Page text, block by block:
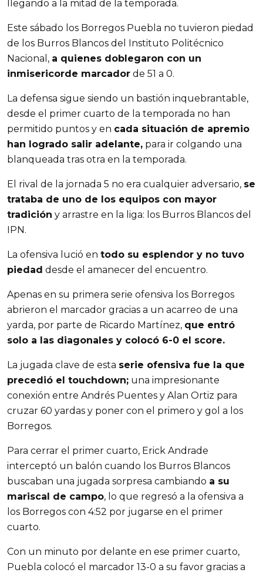
llegando a la mitad de la temporada.
Este sábado los Borregos Puebla no tuvieron piedad
de los Burros Blancos del Instituto Politécnico
Nacional, a quienes doblegaron con un
inmisericorde marcador de 51 a 0.
La defensa sigue siendo un bastión inquebrantable,
desde el primer cuarto de la temporada no han
permitido puntos y en cada situación de apremio
han logrado salir adelante, para ir colgando una
blanqueada tras otra en la temporada.
El rival de la jornada 5 no era cualquier adversario, se
trataba de uno de los equipos con mayor
tradición y arrastre en la liga: los Burros Blancos del
IPN.
La ofensiva lució en todo su esplendor y no tuvo
piedad desde el amanecer del encuentro.
Apenas en su primera serie ofensiva los Borregos
abrieron el marcador gracias a un acarreo de una
yarda, por parte de Ricardo Martínez, que entró
solo a las diagonales y colocó 6-0 el score.
La jugada clave de esta serie ofensiva fue la que
precedió el touchdown; una impresionante
conexión entre Andrés Puentes y Alan Ortiz para
cruzar 60 yardas y poner con el primero y gol a los
Borregos.
Para cerrar el primer cuarto, Erick Andrade
interceptó un balón cuando los Burros Blancos
buscaban una jugada sorpresa cambiando a su
mariscal de campo, lo que regresó a la ofensiva a
los Borregos con 4:52 por jugarse en el primer
cuarto.
Con un minuto por delante en ese primer cuarto,
Puebla colocó el marcador 13-0 a su favor gracias a